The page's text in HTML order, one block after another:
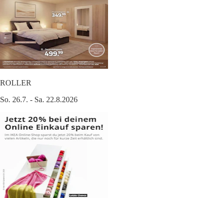
ROLLER
So. 26.7. - Sa. 22.8.2026